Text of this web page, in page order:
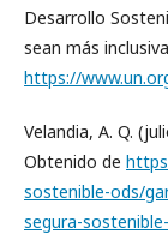
Desarrollo
sean más
https://
Velandia, A. Q.
Obtenido de
sostenible-ods/
segura-